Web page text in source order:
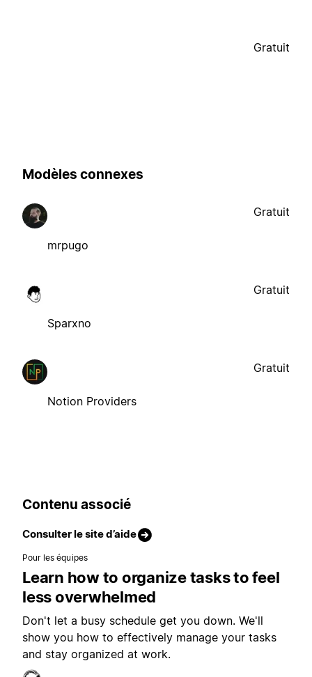
Gratuit
Modèles connexes
mrpugo
Gratuit
Sparxno
Gratuit
Notion Providers
Gratuit
Contenu associé
Consulter le site d’aide
Pour les équipes
Learn how to organize tasks to feel
less overwhelmed
Don't let a busy schedule get you down. We'll
show you how to effectively manage your tasks
and stay organized at work.